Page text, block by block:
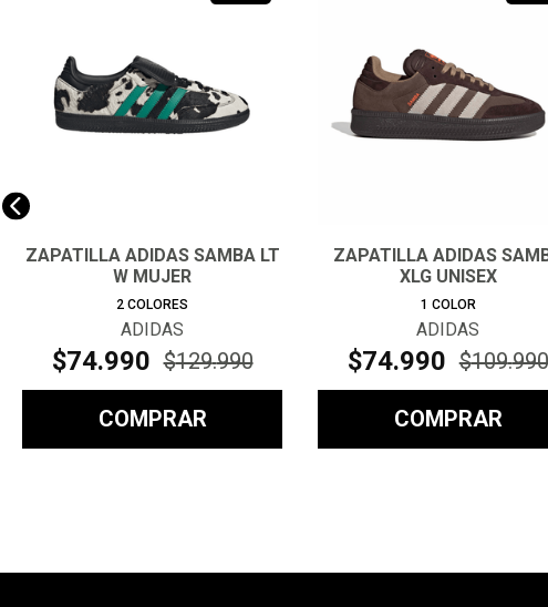
ZAPATILLA ADIDAS SAMBA LT
W MUJER
2 COLORES
ADIDAS
$74.990 $129.990
COMPRAR
ZAPATILLA ADIDAS
XLG UNISEX
1 COLOR
ADIDAS
$74.990 $109.990
COMPRAR